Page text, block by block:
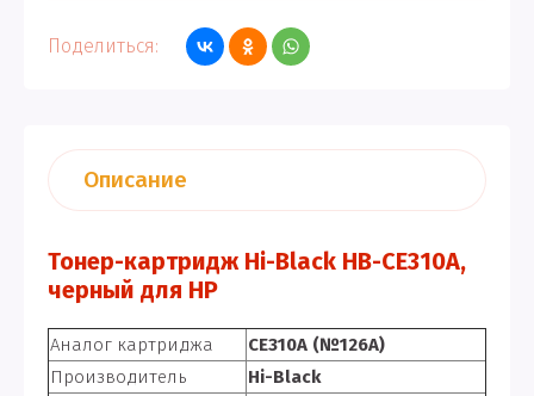
Поделиться:
Описание
Тонер-картридж Hi-Black HB-CE310A,
черный для HP
Аналог картриджа
CE310A (№126A)
Производитель
Hi-Black